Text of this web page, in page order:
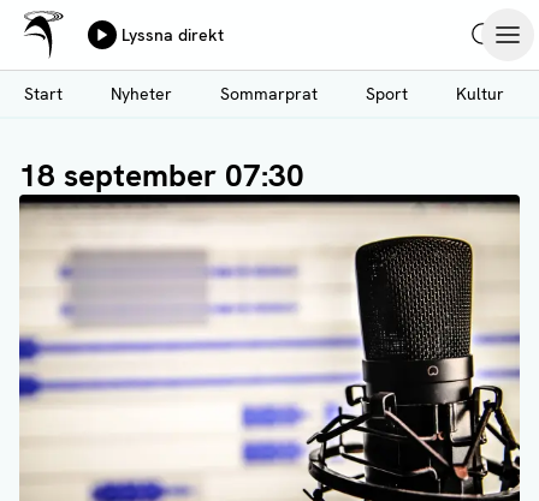
Hoppa
till
huvudinnehåll
Ålands Radio & TV
Lyssna direkt
Start
Nyheter Sommarprat Sport Kultur
18 september 07:30